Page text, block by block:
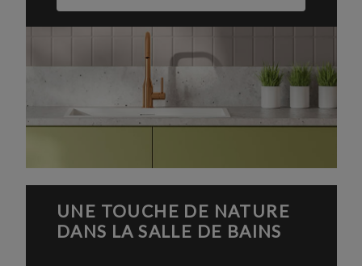
UNE TOUCHE DE NATURE
DANS LA SALLE DE BAINS